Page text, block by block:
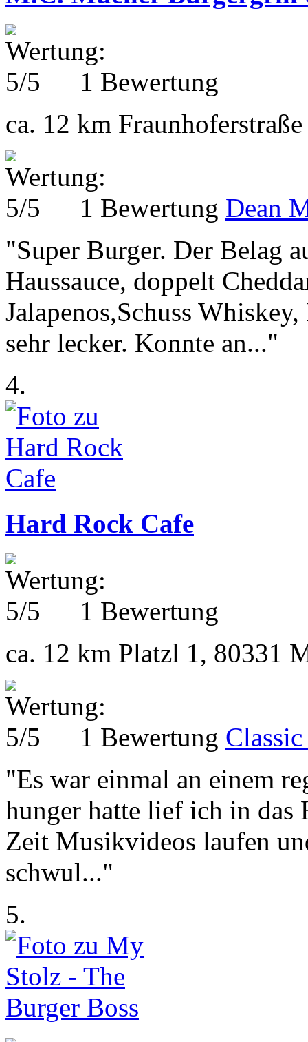
1 Bewertung
ca. 12 km
1 Bewertung Dean
"Super Burger. Der Belag
Haussauce, doppelt
Jalapenos,Schuss
sehr lecker. Konnte an..."
4.
Hard Rock Cafe
1 Bewertung
ca. 12 km Platzl 1, 80331
1 Bewertung
"Es war einmal an einem
hunger hatte lief ich in das
Zeit Musikvideos laufen
schwul..."
5.